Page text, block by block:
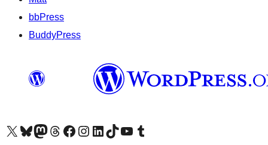
bbPress
BuddyPress
Visit our X (formerly Twitter) account
Visit our Bluesky account
Επισκεφθείτε τον λογαριασμό μας στο Mastodon
Visit our Threads account
Επισκεφτείτε τη σελίδα μας στο Facebook
Επισκεφθείτε τον λογαριασμό μας Instagram
Επισκεφθείτε τον λογαριασμό μας LinkedIn
Visit our TikTok account
Visit our YouTube channel
Visit our Tumblr account